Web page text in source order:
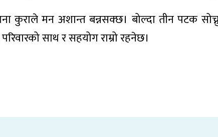
कुराले मन अशान्त बन्नसक्छ। बोल्दा तीन पटक
साथ र सहयोग राम्रो रहनेछ।